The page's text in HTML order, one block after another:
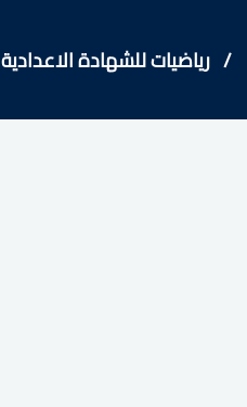
رياضيات للشهادة الاعدادية